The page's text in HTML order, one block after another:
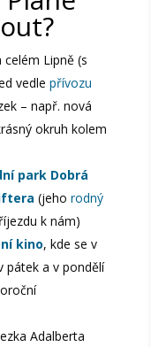
Lipně (s
vedle přívozu
– např. nová
okruh kolem
park Dobrá
(jeho rodný
k nám)
kino, kde se v
pátek a v pondělí
Adalberta